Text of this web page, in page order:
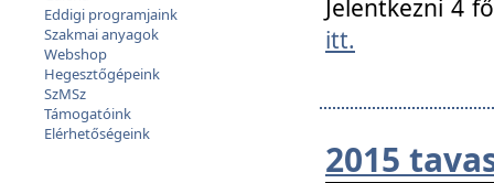
Eddigi programjaink
Szakmai anyagok
Webshop
Hegesztőgépeink
SzMSz
Támogatóink
Elérhetőségeink
Jelentkezni 4
itt.
2015